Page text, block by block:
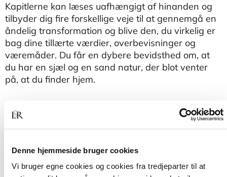
Denne hjemmeside bruger cookies
Vi bruger egne cookies og cookies fra tredjeparter til at
Kapitlerne kan læses uafhængigt af hinanden og
tilbyder dig fire forskellige veje til at gennemgå en
åndelig transformation og blive den, du virkelig er
bag dine tillærte værdier, overbevisninger og
væremåder. Du får en dybere bevidsthed om, at
du har en sjæl og en sand natur, der blot venter
på, at du finder hjem.